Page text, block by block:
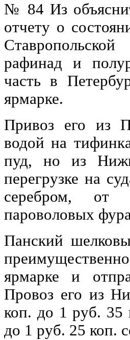
№ 84 Из
отчету о
рафинад и
часть в
ярмарке.
Привоз его из
водой на
пуд, но из
перегрузке на
серебром, от
пароволовых
Панский
ярмарке и
Провоз его из
коп. до 1 руб. 35
до 1 руб. 25 коп.